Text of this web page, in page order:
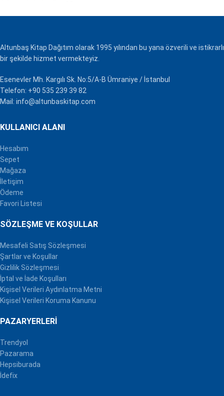
Altunbaş Kitap Dağıtım olarak 1995 yılından bu yana özverili ve istikrarlı
bir şekilde hizmet vermekteyiz.
Esenevler Mh. Kargılı Sk. No:5/A-B Ümraniye / İstanbul
Telefon: +90 535 239 39 82
Mail: info@altunbaskitap.com
KULLANICI ALANI
Hesabım
Sepet
Mağaza
İletişim
Ödeme
Favori Listesi
SÖZLEŞME VE KOŞULLAR
Mesafeli Satış Sözleşmesi
Şartlar ve Koşullar
Gizlilik Sözleşmesi
İptal ve İade Koşulları
Kişisel Verileri Aydınlatma Metni
Kişisel Verileri Koruma Kanunu
PAZARYERLERI
Trendyol
Pazarama
Hepsiburada
İdefix